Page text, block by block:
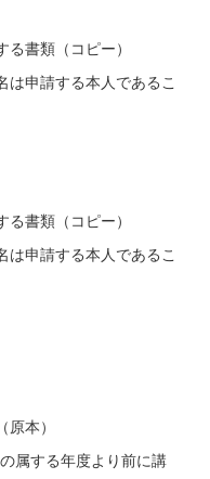
書類（コピー）
は申請する本人であるこ
書類（コピー）
は申請する本人であるこ
本）
属する年度より前に講